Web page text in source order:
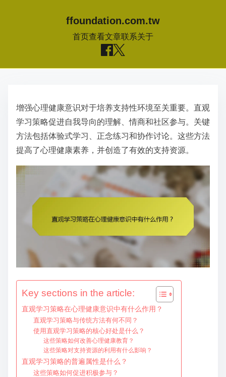
ffoundation.com.tw
首页查看文章联系关于
增强心理健康意识对于培养支持性环境至关重要。直观
学习策略促进自我导向的理解、情商和社区参与。关键
方法包括体验式学习、正念练习和协作讨论。这些方法
提高了心理健康素养，并创造了有效的支持资源。
Key sections in the article:
直观学习策略在心理健康意识中有什么作用？
直观学习策略与传统方法有何不同？
使用直观学习策略的核心好处是什么？
这些策略如何改善心理健康教育？
这些策略对支持资源的利用有什么影响？
直观学习策略的普遍属性是什么？
这些策略如何促进积极参与？